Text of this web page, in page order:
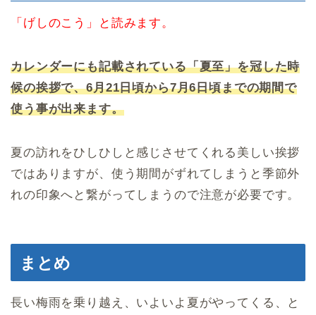
「げしのこう」と読みます。
カレンダーにも記載されている「夏至」を冠した時
候の挨拶で、6月21日頃から7月6日頃までの期間で
使う事が出来ます。
夏の訪れをひしひしと感じさせてくれる美しい挨拶
ではありますが、使う期間がずれてしまうと季節外
れの印象へと繋がってしまうので注意が必要です。
まとめ
長い梅雨を乗り越え、いよいよ夏がやってくる、と